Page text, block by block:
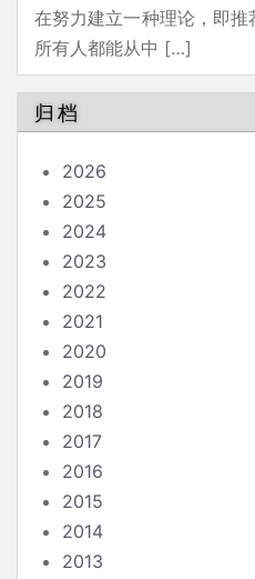
在努力建立一种理论，即
所有人都能从中 […]
归档
2026
2025
2024
2023
2022
2021
2020
2019
2018
2017
2016
2015
2014
2013